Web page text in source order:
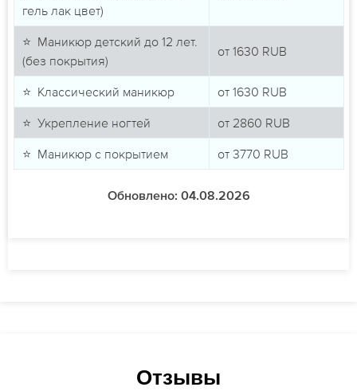
гель лак цвет)
⭐ Маникюр детский до 12 лет.
(без покрытия)
от 1630 RUB
⭐ Классический маникюр от 1630 RUB
⭐ Укрепление ногтей от 2860 RUB
⭐ Маникюр с покрытием от 3770 RUB
Обновлено: 04.08.2026
Отзывы